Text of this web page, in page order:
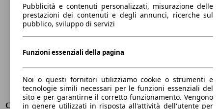
Lunghezza
4670 mm
Altezza
1480 mm
Larghezza
Peso massimo
1970 kg
Sedili
5
Carico sul tetto
-
Capacità di traino (senza freni) -
Pubblicità e contenuti personalizzati, misurazione delle
prestazioni dei contenuti e degli annunci, ricerche sul
pubblico, sviluppo di servizi
Funzioni essenziali della pagina
Noi o questi fornitori utilizziamo cookie o strumenti e
tecnologie simili necessari per le funzioni essenziali del
sito e per garantirne il corretto funzionamento. Vengono
in genere utilizzati in risposta all'attività dell'utente per